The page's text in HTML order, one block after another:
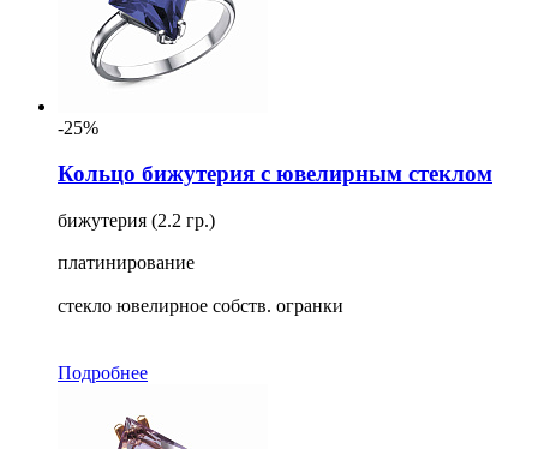
-25%
Кольцо бижутерия с ювелирным стеклом
бижутерия (2.2 гр.)
платинирование
стекло ювелирное собств. огранки
Подробнее